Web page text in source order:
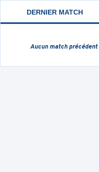
DERNIER MATCH
Aucun match précédent